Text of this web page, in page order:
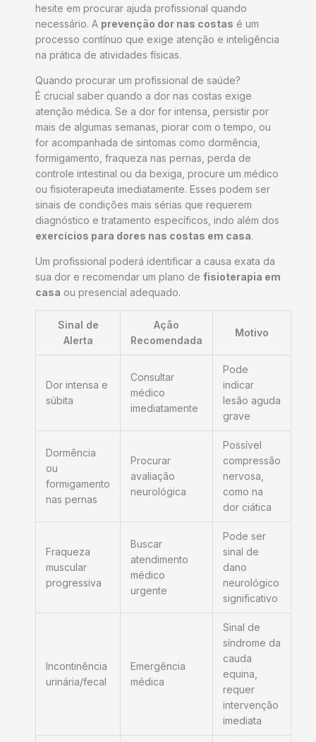
hesite em procurar ajuda profissional quando
necessário. A prevenção dor nas costas é um
processo contínuo que exige atenção e inteligência
na prática de atividades físicas.
Quando procurar um profissional de saúde?
É crucial saber quando a dor nas costas exige
atenção médica. Se a dor for intensa, persistir por
mais de algumas semanas, piorar com o tempo, ou
for acompanhada de sintomas como dormência,
formigamento, fraqueza nas pernas, perda de
controle intestinal ou da bexiga, procure um médico
ou fisioterapeuta imediatamente. Esses podem ser
sinais de condições mais sérias que requerem
diagnóstico e tratamento específicos, indo além dos
exercícios para dores nas costas em casa.
Um profissional poderá identificar a causa exata da
sua dor e recomendar um plano de fisioterapia em
casa ou presencial adequado.
Sinal de
Alerta
Ação
Recomendada
Motivo
Dor intensa e
súbita
Consultar
médico
imediatamente
Pode
indicar
lesão aguda
grave
Dormência
ou
formigamento
nas pernas
Procurar
avaliação
neurológica
Possível
compressão
nervosa,
como na
dor ciática
Fraqueza
muscular
progressiva
Buscar
atendimento
médico
urgente
Pode ser
sinal de
dano
neurológico
significativo
Incontinência
urinária/fecal
Emergência
médica
Sinal de
síndrome da
cauda
equina,
requer
intervenção
imediata